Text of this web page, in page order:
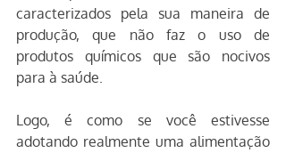
caracterizados pela sua maneira de
produção, que não faz o uso de
produtos químicos que são nocivos
para à saúde.
Logo, é como se você estivesse
adotando realmente uma alimentação